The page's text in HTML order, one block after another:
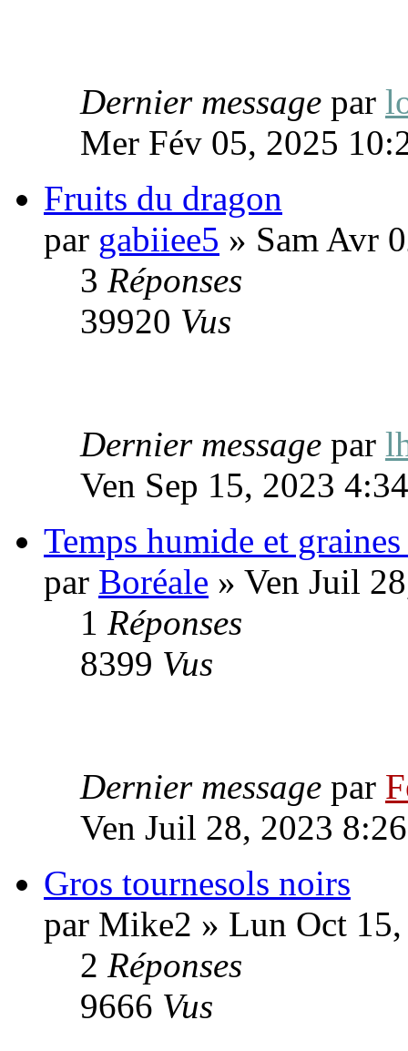
Dernier message par
Mer Fév 05, 2025
Fruits du dragon
par gabiiee5 » Sam Avr
3 Réponses
39920 Vus
Dernier message par
Ven Sep 15, 2023
Temps humide et
par Boréale » Ven Juil
1 Réponses
8399 Vus
Dernier message par
Ven Juil 28, 2023
Gros tournesols noirs
par Mike2 » Lun Oct
2 Réponses
9666 Vus